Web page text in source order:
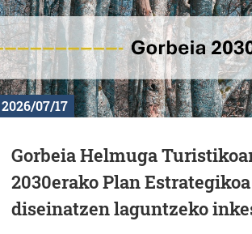
2026/07/17
Gorbeia Helmuga
2030erako Plan Estrategikoa
diseinatzen laguntzeko